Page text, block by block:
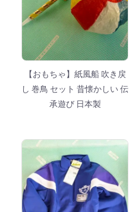
【おもちゃ】紙風船 吹き戻
し 巻鳥 セット 昔懐かしい 伝
承遊び 日本製